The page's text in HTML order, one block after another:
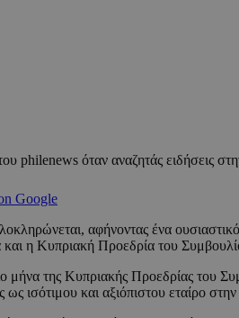
philenews όταν αναζητάς ειδήσεις
Google
αφήνοντας ένα
η Κυπριακή Προεδρία του
μήνα της Κυπριακής Προεδρίας του
ως ισότιμου και αξιόπιστου εταίρο